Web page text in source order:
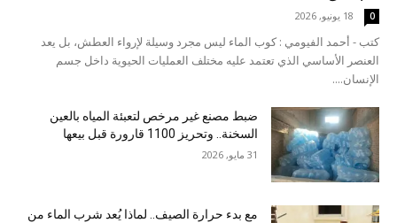
18 يونيو, 2026 0
كتب - أحمد الفيومي : كوب الماء ليس مجرد وسيلة لإرواء العطش، بل يعد
العنصر الأساسي الذي تعتمد عليه مختلف العمليات الحيوية داخل جسم
الإنسان....
ضبط مصنع غير مرخص لتعبئة المياه بالعين
السخنة.. وتحريز 1100 قارورة قبل بيعها
31 مايو, 2026
مع بدء حرارة الصيف.. لماذا يُعد شرب الماء من